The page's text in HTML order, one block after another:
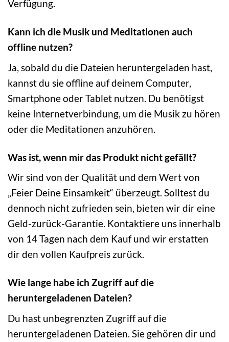
Verfügung.
Kann ich die Musik und Meditationen auch
offline nutzen?
Ja, sobald du die Dateien heruntergeladen hast,
kannst du sie offline auf deinem Computer,
Smartphone oder Tablet nutzen. Du benötigst
keine Internetverbindung, um die Musik zu hören
oder die Meditationen anzuhören.
Was ist, wenn mir das Produkt nicht gefällt?
Wir sind von der Qualität und dem Wert von
„Feier Deine Einsamkeit“ überzeugt. Solltest du
dennoch nicht zufrieden sein, bieten wir dir eine
Geld-zurück-Garantie. Kontaktiere uns innerhalb
von 14 Tagen nach dem Kauf und wir erstatten
dir den vollen Kaufpreis zurück.
Wie lange habe ich Zugriff auf die
heruntergeladenen Dateien?
Du hast unbegrenzten Zugriff auf die
heruntergeladenen Dateien. Sie gehören dir und